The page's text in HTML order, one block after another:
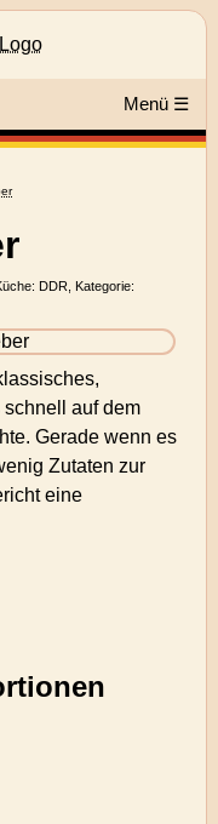
Menü ☰
DDR, Kategorie:
auf dem
Gerade wenn es
Zutaten zur
eine